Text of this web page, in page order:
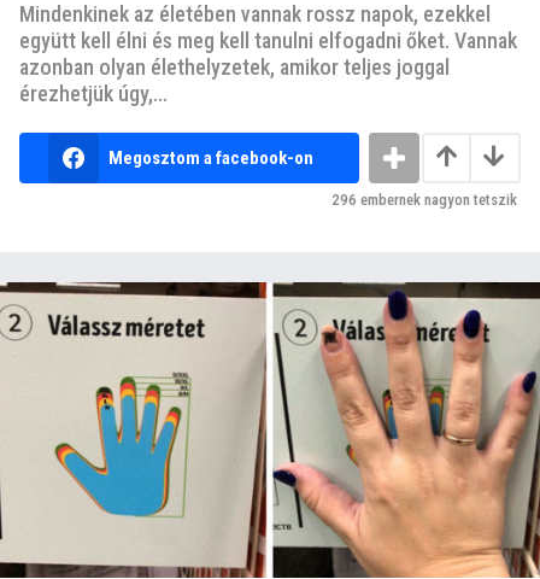
Mindenkinek az életében vannak rossz napok, ezekkel
együtt kell élni és meg kell tanulni elfogadni őket. Vannak
azonban olyan élethelyzetek, amikor teljes joggal
érezhetjük úgy,...
Megosztom a facebook-on
296 embernek nagyon tetszik